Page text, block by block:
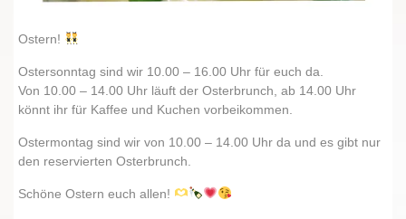
Ostern!
Ostersonntag sind wir 10.00 – 16.00 Uhr für euch da.
Von 10.00 – 14.00 Uhr läuft der Osterbrunch, ab 14.00 Uhr
könnt ihr für Kaffee und Kuchen vorbeikommen.
Ostermontag sind wir von 10.00 – 14.00 Uhr da und es gibt nur
den reservierten Osterbrunch.
Schöne Ostern euch allen!